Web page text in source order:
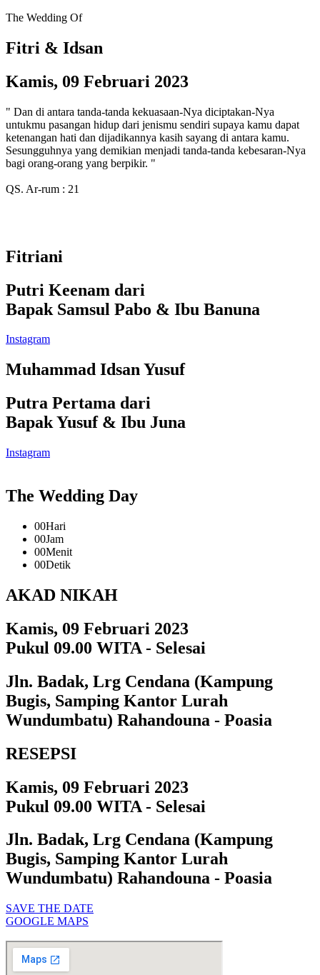
The Wedding Of
Fitri & Idsan
Kamis, 09 Februari 2023
" Dan di antara tanda-tanda kekuasaan-Nya diciptakan-Nya
untukmu pasangan hidup dari jenismu sendiri supaya kamu dapat
ketenangan hati dan dijadikannya kasih sayang di antara kamu.
Sesungguhnya yang demikian menjadi tanda-tanda kebesaran-Nya
bagi orang-orang yang berpikir. "
QS. Ar-rum : 21
Fitriani
Putri Keenam dari
Bapak Samsul Pabo & Ibu Banuna
Instagram
Muhammad Idsan Yusuf
Putra Pertama dari
Bapak Yusuf & Ibu Juna
Instagram
The Wedding Day
00Hari
00Jam
00Menit
00Detik
AKAD NIKAH
Kamis, 09 Februari 2023
Pukul 09.00 WITA - Selesai
Jln. Badak, Lrg Cendana (Kampung
Bugis, Samping Kantor Lurah
Wundumbatu) Rahandouna - Poasia
RESEPSI
Kamis, 09 Februari 2023
Pukul 09.00 WITA - Selesai
Jln. Badak, Lrg Cendana (Kampung
Bugis, Samping Kantor Lurah
Wundumbatu) Rahandouna - Poasia
SAVE THE DATE
GOOGLE MAPS